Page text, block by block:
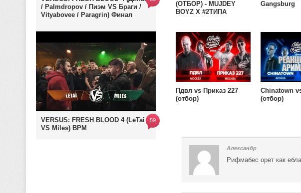
/ Palmdropov / Пиэм VS Браги /
Vityabovee / Paragrin) Финал
VERSUS: FRESH BLOOD 4 (LeTai
VS Miles) BPM
59
(ОТБОР) - MUJDEY
BOYZ X #2ТИПА
Gangsburg
Пдвл vs Приказ 227
(отбор)
Chinatown
(отбор)
Александр
Рифмабес орет как